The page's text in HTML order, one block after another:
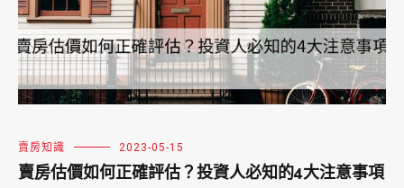
賣房知識 2023-05-15
賣房估價如何正確評估？投資人必知的4大注意事項